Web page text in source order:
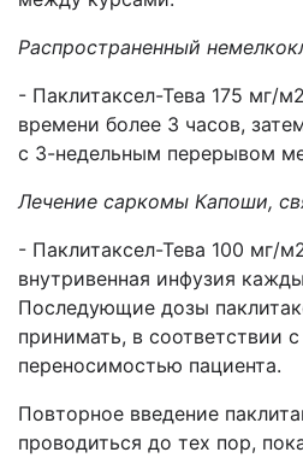
Распространенный
- Паклитаксел-Тева 175 мг/
времени более 3 часов,
с 3-недельным перерывом
Лечение саркомы Капоши,
- Паклитаксел-Тева 100 мг/
внутривенная инфузия
Последующие дозы
принимать, в соответствии
переносимостью пациента.
Повторное введение
проводиться до тех пор,